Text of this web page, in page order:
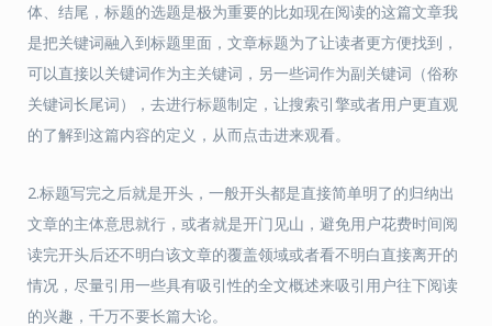
体、结尾，标题的选题是极为重要的比如现在阅读的这篇文章我
是把关键词融入到标题里面，文章标题为了让读者更方便找到，
可以直接以关键词作为主关键词，另一些词作为副关键词（俗称
关键词长尾词），去进行标题制定，让搜索引擎或者用户更直观
的了解到这篇内容的定义，从而点击进来观看。
2.标题写完之后就是开头，一般开头都是直接简单明了的归纳出
文章的主体意思就行，或者就是开门见山，避免用户花费时间阅
读完开头后还不明白该文章的覆盖领域或者看不明白直接离开的
情况，尽量引用一些具有吸引性的全文概述来吸引用户往下阅读
的兴趣，千万不要长篇大论。